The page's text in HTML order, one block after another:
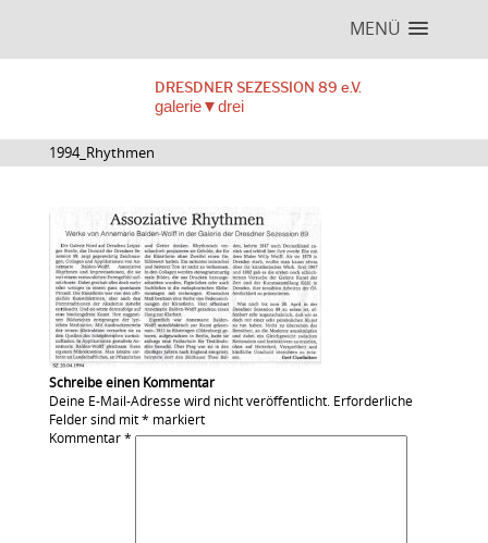
MENÜ
DRESDNER SEZESSION 89 e.V.
galerie▼drei
1994_Rhythmen
Schreibe einen Kommentar
Deine E-Mail-Adresse wird nicht veröffentlicht. Erforderliche
Felder sind mit* markiert
Kommentar*